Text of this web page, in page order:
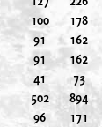
100 178
91 162
91 162
41 73
502 894
96 171